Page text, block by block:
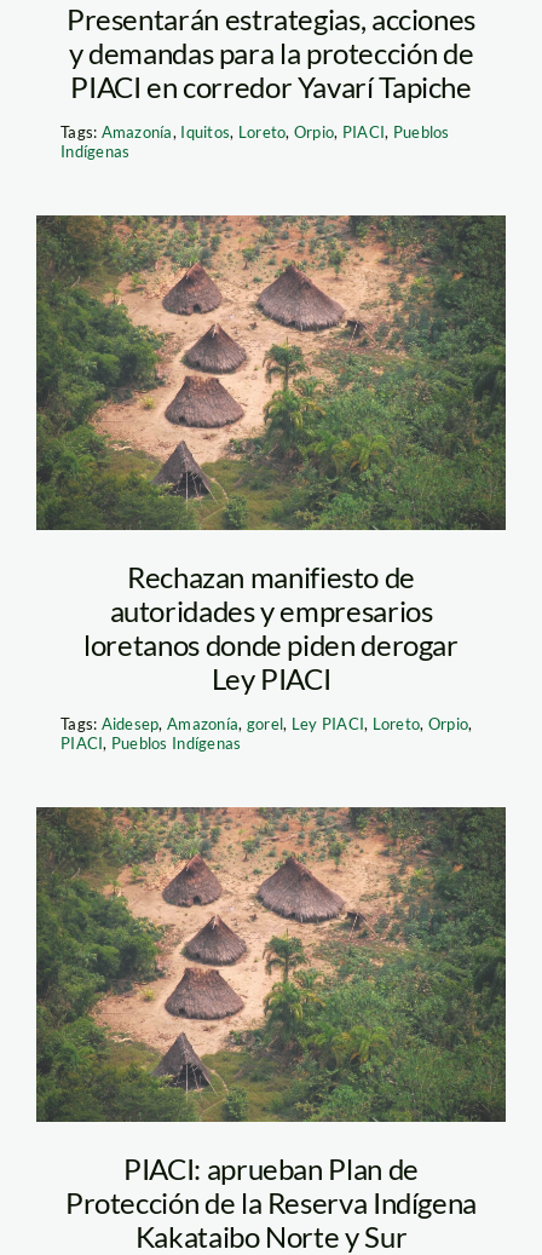
Presentarán estrategias, acciones
y demandas para la protección de
PIACI en corredor Yavarí Tapiche
Tags: Amazonía, Iquitos, Loreto, Orpio, PIACI, Pueblos
Indígenas
PIACI-scaled
Rechazan manifiesto de
autoridades y empresarios
loretanos donde piden derogar
Ley PIACI
Tags: Aidesep,Amazonía, gorel, Ley PIACI, Loreto, Orpio,
PIACI, Pueblos Indígenas
PIACI-scaled
PIACI: aprueban Plan de
Protección de la Reserva Indígena
Kakataibo Norte y Sur